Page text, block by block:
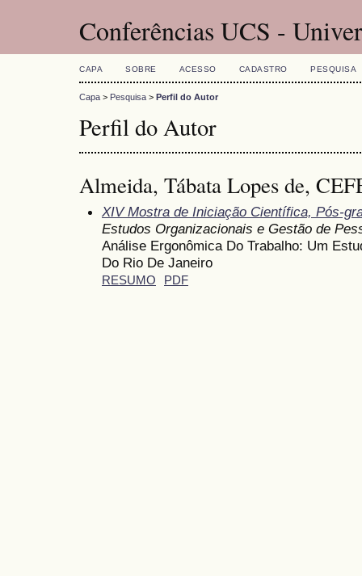
Conferências UCS -
CAPA SOBRE ACESSO CADASTRO PESQUISA
Capa > Pesquisa > Perfil do Autor
Perfil do Autor
Almeida, Tábata Lopes de,
XIV Mostra de Iniciação Científica, Pós-
Estudos Organizacionais e Gestão de
Análise Ergonômica Do Trabalho: Um
Do Rio De Janeiro
RESUMO PDF